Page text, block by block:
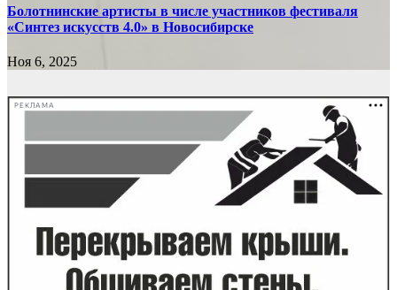
Болотнинские артисты в числе участников фестиваля
«Синтез искусств 4.0» в Новосибирске
Ноя 6, 2025
РЕКЛАМА